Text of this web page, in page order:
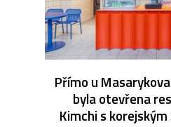
Přímo u
byla otevřena
Kimchi s